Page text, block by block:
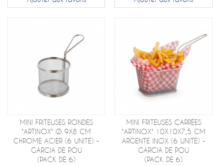
MINI FRITEUSES RONDES
"ARTINOX" Ø 9X8 CM
CHROME ACIER (6 UNITÉ) -
GARCIA DE POU
(PACK DE 6)
MINI FRITEUSES CARRÉES
"ARTINOX" 10X10X7,5 CM
ARGENTE INOX (6 UNITÉ) -
GARCIA DE POU
(PACK DE 6)